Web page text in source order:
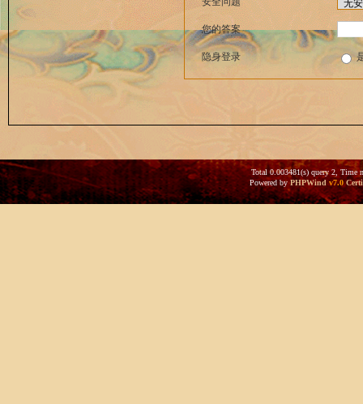
您的答案
隐身登录
Total 0.003481(s) query 2, Time
Powered byPHPWind v7.0